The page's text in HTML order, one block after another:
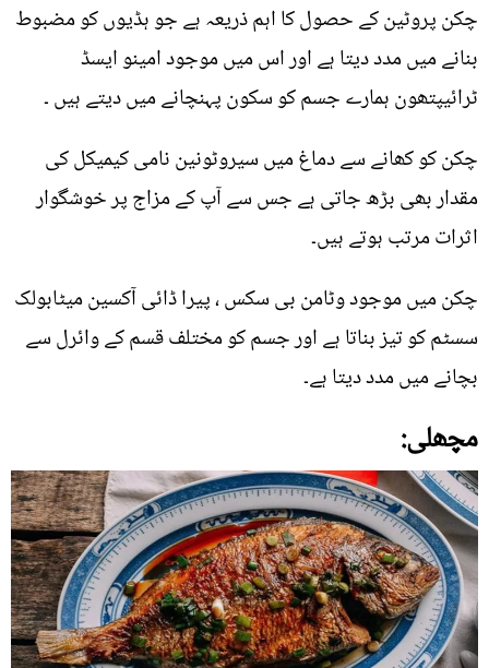
چکن پروٹین کے حصول کا اہم ذریعہ ہے جو ہڈیوں کو مضبوط
بنانے میں مدد دیتا ہے اور اس میں موجود امینو ایسڈ
ٹرائیپتھون ہمارے جسم کو سکون پہنچانے میں دیتے ہیں ۔
چکن کو کھانے سے دماغ میں سیروٹونین نامی کیمیکل کی
مقدار بھی بڑھ جاتی ہے جس سے آپ کے مزاج پر خوشگوار
اثرات مرتب ہوتے ہیں۔
چکن میں موجود وٹامن بی سکس ، پیرا ڈائی آکسین میٹابولک
سسٹم کو تیز بناتا ہے اور جسم کو مختلف قسم کے وائرل سے
بچانے میں مدد دیتا ہے۔
مچھلی: